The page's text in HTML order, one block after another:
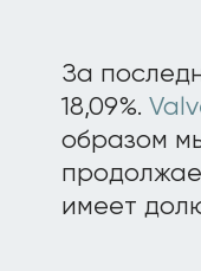
За
18,09%.
образом
имеет долю